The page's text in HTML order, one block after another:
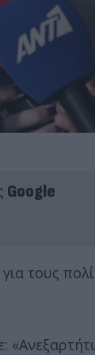
Google
για τους